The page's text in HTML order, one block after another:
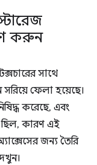
করুন
সাথে
ফেলা হয়েছে।
করেছে, এবং
ছিল, কারণ এই
জন্য তৈরি